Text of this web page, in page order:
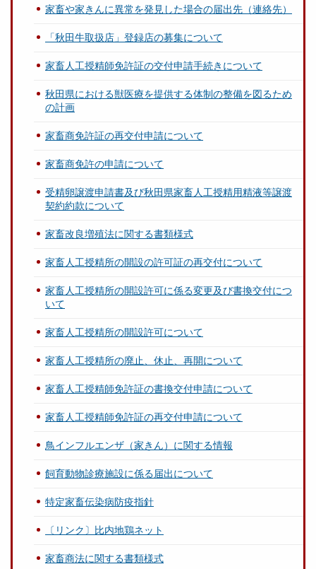
家畜や家きんに異常を発見した場合の届出先（連絡先）
「秋田牛取扱店」登録店の募集について
家畜人工授精師免許証の交付申請手続きについて
秋田県における獣医療を提供する体制の整備を図るため
の計画
家畜商免許証の再交付申請について
家畜商免許の申請について
受精卵譲渡申請書及び秋田県家畜人工授精用精液等譲渡
契約約款について
家畜改良増殖法に関する書類様式
家畜人工授精所の開設の許可証の再交付について
家畜人工授精所の開設許可に係る変更及び書換交付につ
いて
家畜人工授精所の開設許可について
家畜人工授精所の廃止、休止、再開について
家畜人工授精師免許証の書換交付申請について
家畜人工授精師免許証の再交付申請について
鳥インフルエンザ（家きん）に関する情報
飼育動物診療施設に係る届出について
特定家畜伝染病防疫指針
〔リンク〕比内地鶏ネット
家畜商法に関する書類様式